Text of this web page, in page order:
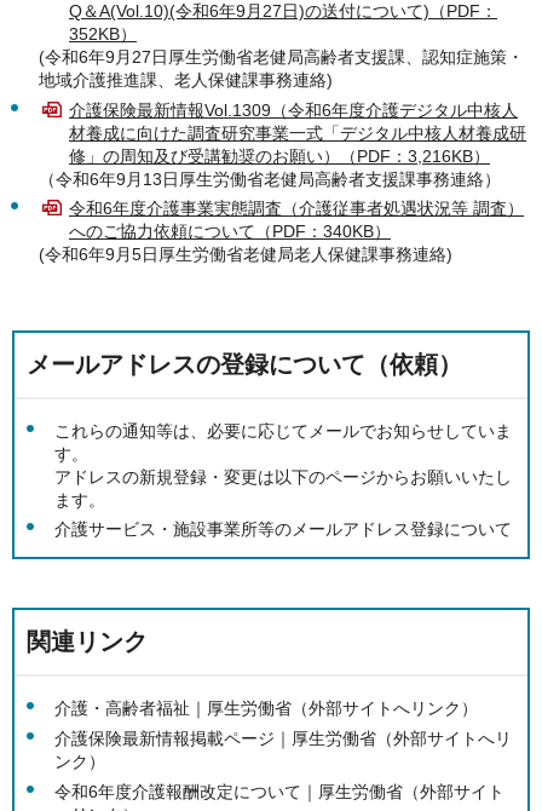
Q＆A(Vol.10)(令和6年9月27日)の送付について)（PDF：
352KB）
(令和6年9月27日厚生労働省老健局高齢者支援課、認知症施策・
地域介護推進課、老人保健課事務連絡)
介護保険最新情報Vol.1309（令和6年度介護デジタル中核人
材養成に向けた調査研究事業一式「デジタル中核人材養成研
修」の周知及び受講勧奨のお願い）（PDF：3,216KB）
（令和6年9月13日厚生労働省老健局高齢者支援課事務連絡）
令和6年度介護事業実態調査（介護従事者処遇状況等 調査）
へのご協力依頼について（PDF：340KB）
(令和6年9月5日厚生労働省老健局老人保健課事務連絡)
メールアドレスの登録について（依頼）
これらの通知等は、必要に応じてメールでお知らせしていま
す。
アドレスの新規登録・変更は以下のページからお願いいたし
ます。
介護サービス・施設事業所等のメールアドレス登録について
関連リンク
介護・高齢者福祉｜厚生労働省（外部サイトへリンク）
介護保険最新情報掲載ページ｜厚生労働省（外部サイトへリ
ンク）
令和6年度介護報酬改定について｜厚生労働省（外部サイト